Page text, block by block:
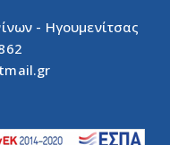
- Ηγουμενίτσας